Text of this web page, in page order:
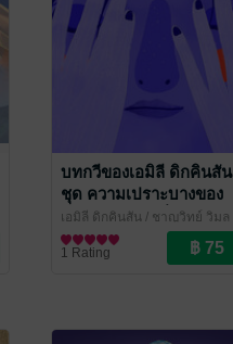
บทกวีของเอมิลี ดิกคินสัน
ชุด ความเปราะบางของ
ชีวิตในถ้อยคำที่แผ่วเบา
(Poems, Series Two)
เอมิลี ดิกคินสัน / ชาญวิทย์ วิมล
ศิลป์ แปล/ ไศเลนทร์
บทกวี/กลอน
1 Rating